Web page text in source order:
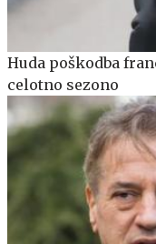
Huda poškodba
celotno sezono